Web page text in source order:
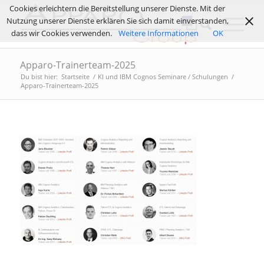
Apparo-Trainerteam-2025
Du bist hier: Startseite / KI und IBM Cognos Seminare / Schulungen /
Apparo-Trainerteam-2025
Cookies erleichtern die Bereitstellung unserer Dienste. Mit der
Nutzung unserer Dienste erklären Sie sich damit einverstanden,
dass wir Cookies verwenden.
Weitere Informationen OK